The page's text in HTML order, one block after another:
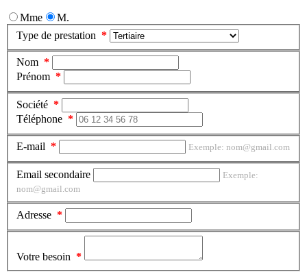
Mme
M.
Type de prestation
Nom
Prénom
Société
Téléphone
E-mail Exemple: nom@gmail.com
Email secondaire
Exemple:
nom@gmail.com
Adresse
Votre besoin